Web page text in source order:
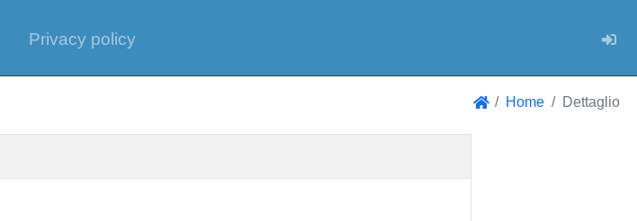
Privacy policy
Home Dettaglio